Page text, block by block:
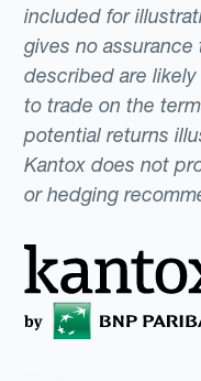
included for
gives no
described are
to trade on the
potential returns
Kantox does not
or hedging